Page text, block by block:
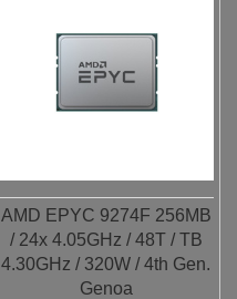
AMD EPYC 9274F 256MB
/ 24x 4.05GHz / 48T / TB
4.30GHz / 320W / 4th Gen.
Genoa